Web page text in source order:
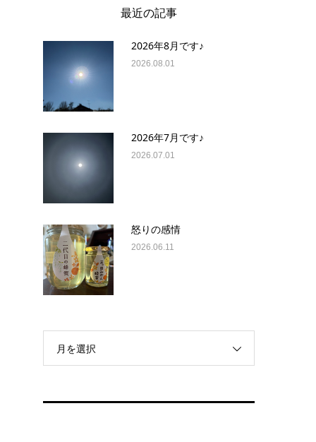
最近の記事
2026年8月です♪
2026.08.01
2026年7月です♪
2026.07.01
怒りの感情
2026.06.11
月を選択